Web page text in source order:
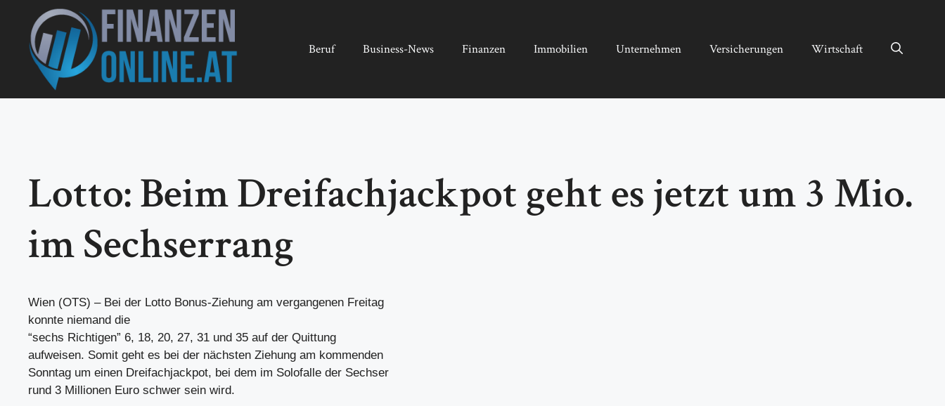
springen
Beruf Business-News Finanzen Immobilien Unternehmen Versicherungen Wirtschaft
Lotto: Beim Dreifachjackpot geht es jetzt um 3 Mio.
im Sechserrang
Wien (OTS) – Bei der Lotto Bonus-Ziehung am vergangenen Freitag
konnte niemand die
“sechs Richtigen” 6, 18, 20, 27, 31 und 35 auf der Quittung
aufweisen. Somit geht es bei der nächsten Ziehung am kommenden
Sonntag um einen Dreifachjackpot, bei dem im Solofalle der Sechser
rund 3 Millionen Euro schwer sein wird.